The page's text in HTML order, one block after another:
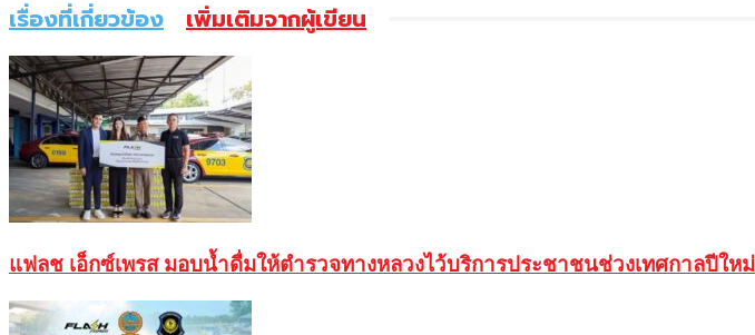
เรื่องที่เกี่ยวข้อง เพิ่มเติมจากผู้เขียน
แฟลช เอ็กซ์เพรส มอบน้ำดื่มให้ตำรวจทางหลวงไว้บริการประชาชนช่วงเทศกาลปีใหม่